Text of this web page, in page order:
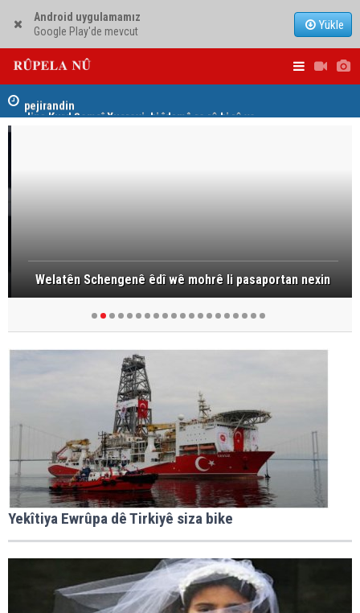
Android uygulamamız
Google Play'de mevcut
Yükle
Jina Kurd Şemsî Xusrevi, bi îdamê re rû bi rû ye
Welatên Schengenê êdî wê mohrê li pasaportan nexin
Yekîtiya Ewrûpa dê Tirkiyê siza bike